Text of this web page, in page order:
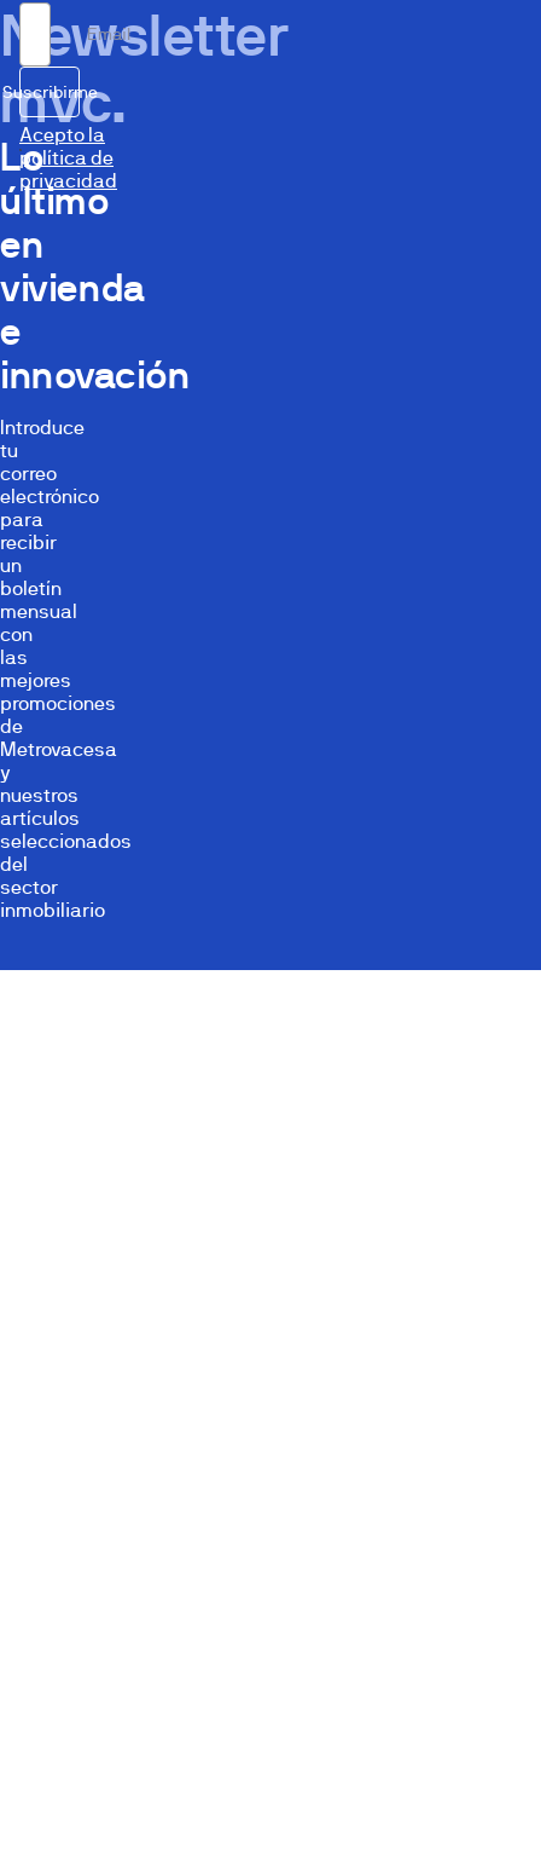
Newsletter
mvc.
Lo
último
en
vivienda
e
innovación
Introduce
tu
correo
electrónico
para
recibir
un
boletín
mensual
con
las
mejores
promociones
de
Metrovacesa
y
nuestros
artículos
seleccionados
del
sector
inmobiliario
Email
Suscribirme
Acepto la
política de
privacidad